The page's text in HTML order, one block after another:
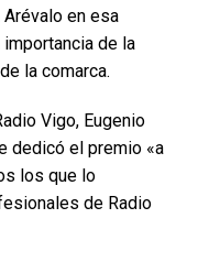
en esa
de la
la comarca.
Vigo, Eugenio
dedicó el premio «a
los que lo
de Radio